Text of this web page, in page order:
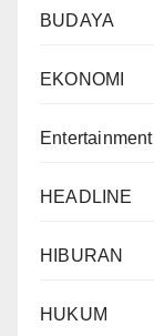
BUDAYA
EKONOMI
Entertainment
HEADLINE
HIBURAN
HUKUM